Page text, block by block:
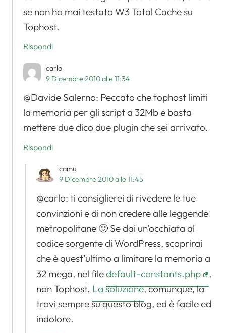
se non ho mai testato W3 Total Cache su
Tophost.
Rispondi
carlo
9 Dicembre 2010 alle 11:34
@Davide Salerno: Peccato che tophost limiti
la memoria per gli script a 32Mb e basta
mettere due dico due plugin che sei arrivato.
Rispondi
camu
9 Dicembre 2010 alle 11:45
@carlo: ti consiglierei di rivedere le tue
convinzioni e di non credere alle leggende
metropolitane 🙂 Se dai un’occhiata al
codice sorgente di WordPress, scoprirai
che è quest’ultimo a limitare la memoria a
32 mega, nel filedefault-constants.php
,
non Tophost. La soluzione, comunque, la
trovi sempre su questo blog, ed è facile ed
indolore.